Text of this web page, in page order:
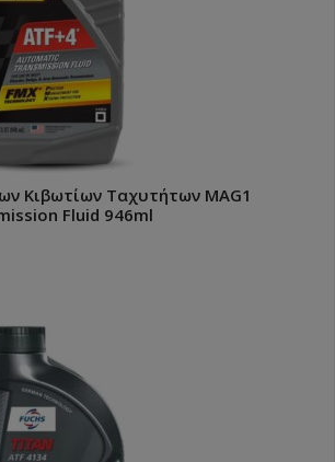
Κιβωτίων Ταχυτήτων MAG1
Fluid 946ml